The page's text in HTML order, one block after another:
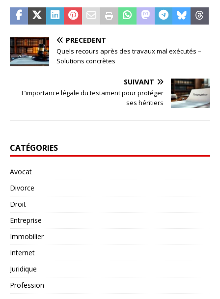
PRÉCÉDENT
Quels recours après des travaux mal exécutés –
Solutions concrètes
SUIVANT
L’importance légale du testament pour protéger
ses héritiers
CATÉGORIES
Avocat
Divorce
Droit
Entreprise
Immobilier
Internet
Juridique
Profession